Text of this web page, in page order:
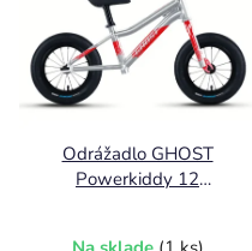
Odrážadlo GHOST
Powerkiddy 12